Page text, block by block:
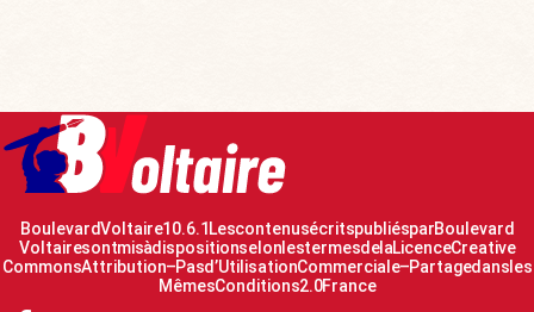
Boulevard Voltaire 10.6.1 Les contenus écrits publiés par Boulevard
Voltaire sont mis à disposition selon les termes de la Licence Creative
Commons Attribution – Pas d’Utilisation Commerciale – Partage dans les
Mêmes Conditions 2.0 France